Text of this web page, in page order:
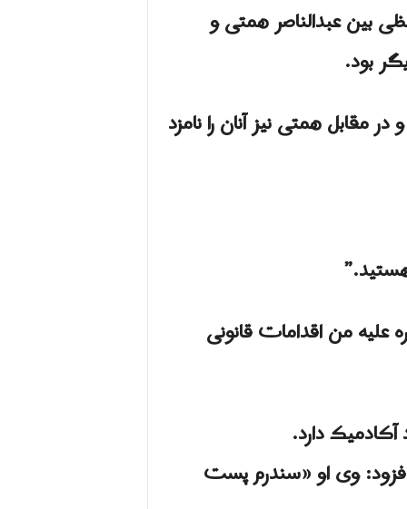
بين عبدالناصر همتی و
بود.
مقابل همتی نیز آنان را نامزد
علیه من اقدامات قانونی
دارد.
افزود: وی او «سندرم پست